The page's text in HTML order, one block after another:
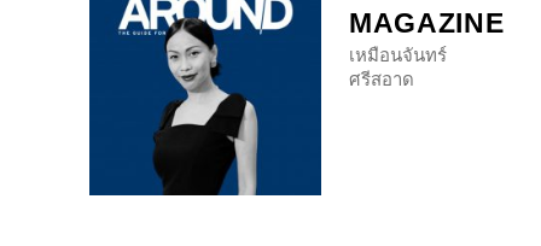
MAGAZINE
เหมือนจันทร์
ศรีสอาด